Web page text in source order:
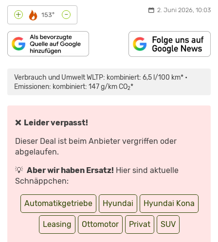
+ 153° - 2. Juni 2026, 10:03
Verbrauch und Umwelt WLTP: kombiniert: 6,5 l/100 km* •
Emissionen: kombiniert: 147 g/km CO2*
❌ Leider verpasst!
Dieser Deal ist beim Anbieter vergriffen oder
abgelaufen.
💡 Aber wir haben Ersatz! Hier sind aktuelle
Schnäppchen:
Automatikgetriebe Hyundai Hyundai Kona
Leasing Ottomotor Privat SUV
(2023)
ERSTE
SITZPROBE
SÜDKOREA
PETER
FISCHER“
VON
YOUTUBE